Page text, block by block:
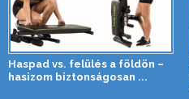
Haspad vs. felülés a földön –
hasizom biztonságosan ...